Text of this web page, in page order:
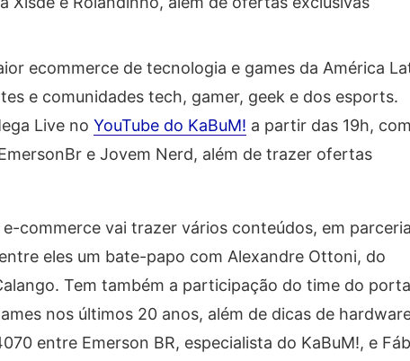
ecommerce de tecnologia e games da América
e comunidades tech, gamer, geek e dos esports.
Live no YouTube do KaBuM! a partir das 19h,
e Jovem Nerd, além de trazer ofertas
commerce vai trazer vários conteúdos, em parceria
eles um bate-papo com Alexandre Ottoni, do
Tem também a participação do time do
nos últimos 20 anos, além de dicas de
entre Emerson BR, especialista do KaBuM!, e